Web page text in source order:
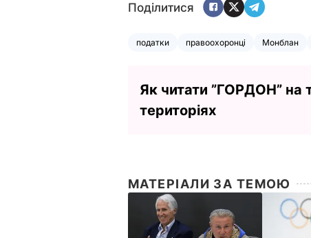
Поділитися
податки правоохоронці Монблан
Як читати ”ГОРДОН” на
територіях
МАТЕРІАЛИ ЗА ТЕМОЮ